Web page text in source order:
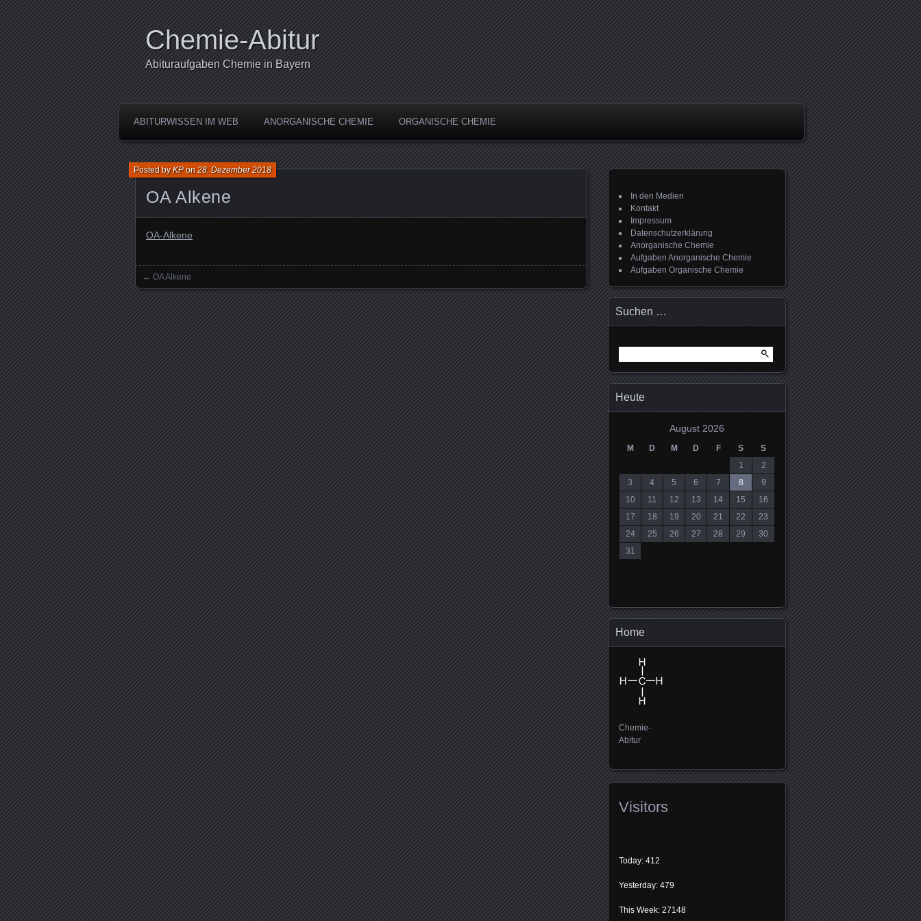
Chemie-Abitur
Abituraufgaben Chemie in Bayern
ABITURWISSEN IM WEB ANORGANISCHE CHEMIE ORGANISCHE CHEMIE
OA Alkene
Posted byKPon28. Dezember 2018
OA-Alkene
Posts navigation
← OA Alkene
In den Medien
Kontakt
Impressum
Datenschutzerklärung
Anorganische Chemie
Aufgaben Anorganische Chemie
Aufgaben Organische Chemie
Suchen …
nach:
Heute
August 2026
M D M D F S
S
1
2
3
4 5 6 7 8
9
10
11 12 13 14 15
16
17
18 19 20 21 22
23
24
25 26 27 28 29
30
31
Home
Chemie-
Abitur
Visitors
Today: 412
Yesterday: 479
This Week: 27148